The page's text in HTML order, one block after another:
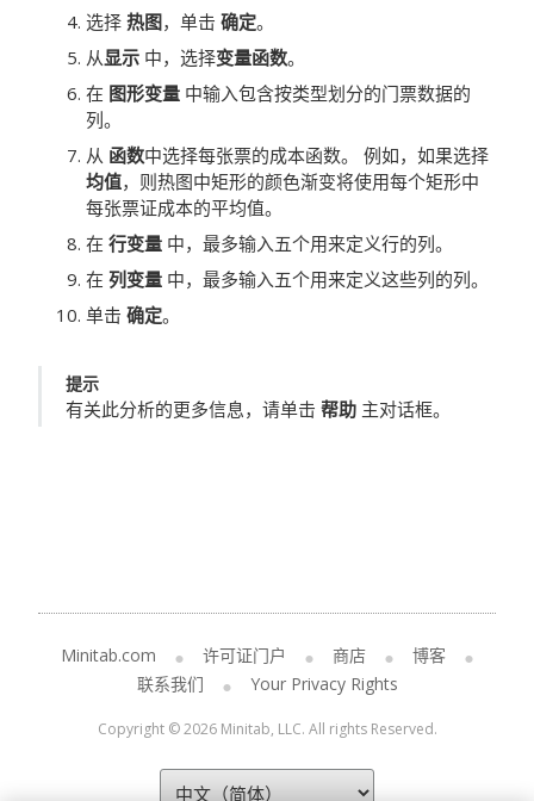
选择 热图，单击 确定。
从显示 中，选择变量函数。
在 图形变量 中输入包含按类型划分的门票数据的
列。
从 函数中选择每张票的成本函数。
例如，如果选择
均值，则热图中矩形的颜色渐变将使用每个矩形中
每张票证成本的平均值。
在 行变量 中，最多输入五个用来定义行的列。
在 列变量 中，最多输入五个用来定义这些列的列。
单击 确定。
提示
有关此分析的更多信息，请单击 帮助 主对话框。
Minitab.com 许可证门户 商店
博客
联系我们
Your Privacy Rights
Copyright © 2026 Minitab, LLC. All rights Reserved.